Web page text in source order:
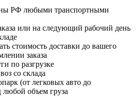
РФ любыми транспортными
или на следующий рабочий день
стоимость доставки до вашего
заказа
по разгрузке
со склада
(от легковых авто до
объем груза